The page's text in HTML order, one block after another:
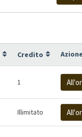
Credito
1
Illimitato